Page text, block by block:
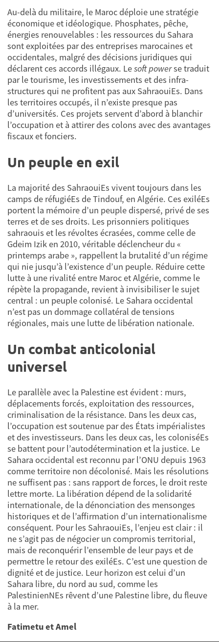
Au-delà du militaire, le Maroc déploie une stratégie
économique et idéologique. Phosphates, pêche,
énergies renouvelables : les ressources du Sahara
sont exploitées par des entreprises marocaines et
occidentales, malgré des décisions juridiques qui
déclarent ces accords illégaux. Lesoft powerse traduit
par le tourisme, les investissements et des infra­
structures qui ne profitent pas aux SahraouiEs. Dans
les territoires occupés, il n’existe presque pas
d’universités. Ces projets servent d’abord à blanchir
l’occupation et à attirer des colons avec des avantages
fiscaux et fonciers.
Un peuple en exil
La majorité des SahraouiEs vivent toujours dans les
camps de réfugiéEs de Tindouf, en Algérie. Ces exiléEs
portent la mémoire d’un peuple dispersé, privé de ses
terres et de ses droits. Les prisonniers politiques
sahraouis et les révoltes écrasées, comme celle de
Gdeim Izik en 2010, véritable déclencheur du «
printemps arabe », rappellent la brutalité d’un régime
qui nie jusqu’à l’existence d’un peuple. Réduire cette
lutte à une rivalité entre Maroc et Algérie, comme le
répète la propagande, revient à invisibiliser le sujet
central : un peuple colonisé. Le Sahara occidental
n’est pas un dommage collatéral de tensions
régionales, mais une lutte de libération nationale.
Un combat anticolonial
universel
Le parallèle avec la Palestine est évident : murs,
déplacements forcés, exploitation des ressources,
criminalisation de la résistance. Dans les deux cas,
l’occupation est soutenue par des États impérialistes
et des investisseurs. Dans les deux cas, les coloniséEs
se battent pour l’autodétermination et la justice. Le
Sahara occidental est reconnu par l’ONU depuis 1963
comme territoire non décolonisé. Mais les résolutions
ne suffisent pas : sans rapport de forces, le droit reste
lettre morte. La libération dépend de la solidarité
internationale, de la dénonciation des mensonges
historiques et de l’affirmation d’un internationalisme
conséquent. Pour les SahraouiEs, l’enjeu est clair : il
ne s’agit pas de négocier un compromis territorial,
mais de reconquérir l’ensemble de leur pays et de
permettre le retour des exiléEs. C’est une question de
dignité et de justice. Leur horizon est celui d’un
Sahara libre, du nord au sud, comme les
PalestinienNEs rêvent d’une Palestine libre, du fleuve
à la mer.
Fatimetu et Amel